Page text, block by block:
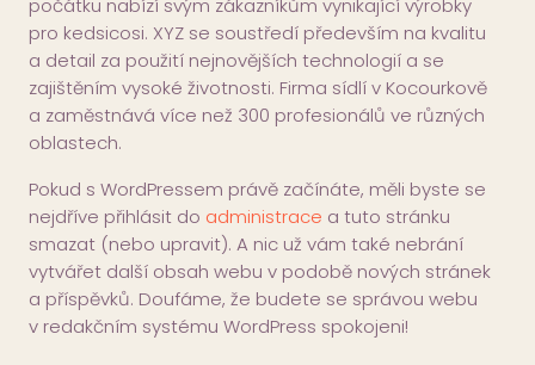
pro kedsicosi. XYZ se soustředí především na kvalitu
a detail za použití nejnovějších technologií a se
zajištěním vysoké životnosti. Firma sídlí v Kocourkově
a zaměstnává více než 300 profesionálů ve různých
oblastech.
Pokud s WordPressem právě začínáte, měli byste se
nejdříve přihlásit do administrace a tuto stránku
smazat (nebo upravit). A nic už vám také nebrání
vytvářet další obsah webu v podobě nových stránek
a příspěvků. Doufáme, že budete se správou webu
v redakčním systému WordPress spokojeni!